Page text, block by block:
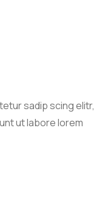
sadip scing elitr,
ut labore lorem